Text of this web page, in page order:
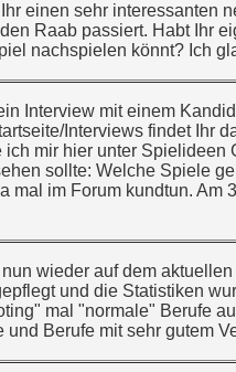
Ihr einen sehr interessanten
Raab passiert. Habt Ihr
nachspielen könnt? Ich
Interview mit einem
Interviews findet Ihr
mir hier unter Spielideen
sollte: Welche Spiele
mal im Forum kundtun.
wieder auf dem
und die Statistiken
mal "normale" Berufe
und Berufe mit sehr gutem